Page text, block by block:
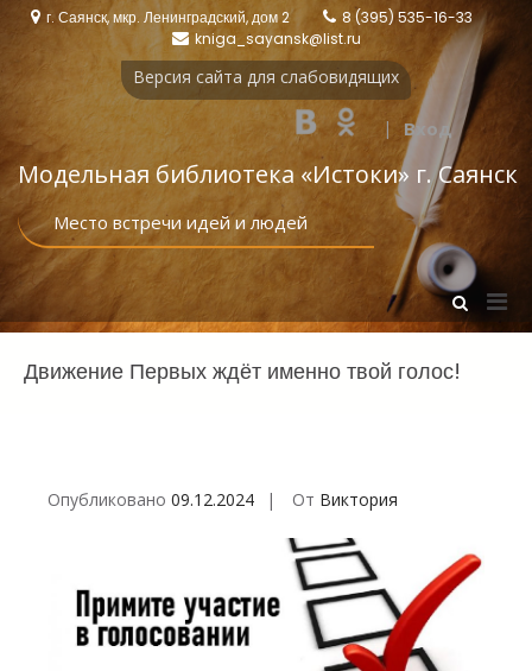
Перейтиг. Саянск, мкр. Ленинградский, дом 2
8 (395) 535-16-33
kniga_sayansk@list.ru
Версия сайта для слабовидящих
| Вход
Модельная библиотека «Истоки‎» г. Саянск
Место встречи идей и людей
Показать
форму
Движение Первых ждёт именно твой голос!
Опубликовано 09.12.2024 От Виктория
по
записям